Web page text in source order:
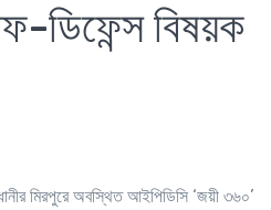
ডিফেন্স বিষয়ক
মিরপুরে অবস্থিত আইপিডিসি ‘জয়ী ৩৬০’